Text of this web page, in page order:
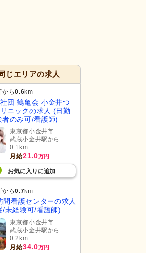
同じエリアの求人
から0.6km
団 鶴亀会 小金井つ
ニックの求人 (日勤
者のみ可/看護師)
東京都小金井市
武蔵小金井駅から
0.1km
月給21.0万円
お気に入り に追加
から0.7km
問看護センターの求人
/未経験可/看護師)
東京都小金井市
武蔵小金井駅から
0.2km
月給34.0万円